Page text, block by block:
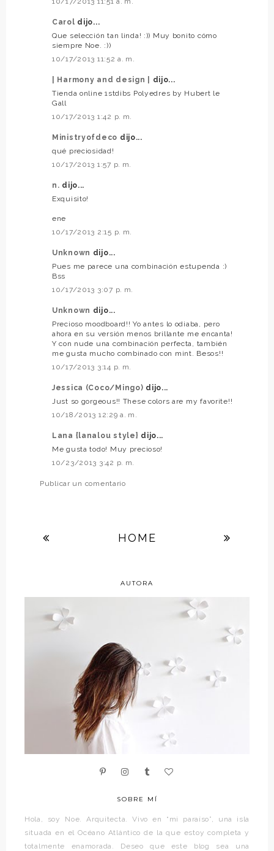
Carol dijo...
Que selección tan linda! :)) Muy bonito cómo
siempre Noe. :))
10/17/2013 11:52 a. m.
| Harmony and design |
dijo...
Tienda online 1stdibs Polyedres by Hubert le
Gall
10/17/2013 1:42 p. m.
Ministryofdeco dijo...
qué preciosidad!
10/17/2013 1:57 p. m.
n. dijo...
Exquisito!
ene
10/17/2013 2:15 p. m.
Unknown dijo...
Pues me parece una combinación estupenda :)
Bss
10/17/2013 3:07 p. m.
Unknown dijo...
Precioso moodboard!! Yo antes lo odiaba, pero
ahora en su versión menos brillante me encanta!
Y con nude una combinación perfecta, también
me gusta mucho combinado con mint. Besos!!
10/17/2013 3:14 p. m.
Jessica (Coco/Mingo) dijo...
Just so gorgeous!! These colors are my favorite!!
10/18/2013 12:29 a. m.
Lana {lanalou style} dijo...
Me gusta todo! Muy precioso!
10/23/2013 3:42 p. m.
Publicar un comentario
HOME
AUTORA
SOBRE MÍ
Hola, soy Noe. Arquitecta. Vivo en “mi paraíso”, una isla
situada en el Océano Atlántico de la que estoy completa y
totalmente enamorada. Deseo que este blog sea una